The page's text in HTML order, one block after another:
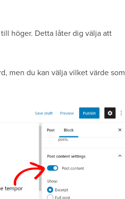
höger. Detta låter dig välja att
men du kan välja vilket värde som